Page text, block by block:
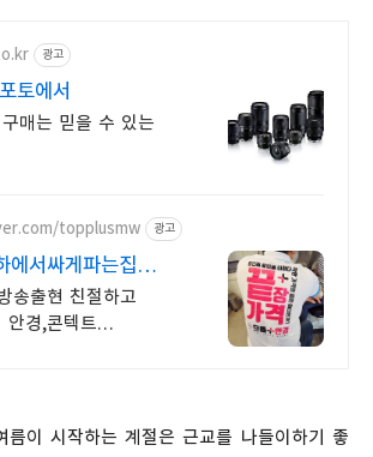
광고
토에서
매는 믿을 수 있는
topplusmw 광고
에서싸게파는집
끝장할인시작
송출현 친절하고
안경,콘텍트
름이 시작하는 계절은 근교를 나들이하기 좋